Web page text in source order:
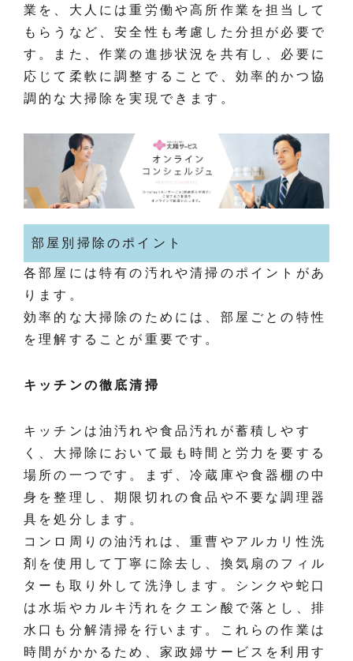
業を、大人には重労働や高所作業を担当して
もらうなど、安全性も考慮した分担が必要で
す。また、作業の進捗状況を共有し、必要に
応じて柔軟に調整することで、効率的かつ協
調的な大掃除を実現できます。
部屋別掃除のポイント
各部屋には特有の汚れや清掃のポイントがあ
ります。
効率的な大掃除のためには、部屋ごとの特性
を理解することが重要です。
キッチンの徹底清掃
キッチンは油汚れや食品汚れが蓄積しやす
く、大掃除において最も時間と労力を要する
場所の一つです。まず、冷蔵庫や食器棚の中
身を整理し、期限切れの食品や不要な調理器
具を処分します。
コンロ周りの油汚れは、重曹やアルカリ性洗
剤を使用して丁寧に除去し、換気扇のフィル
ターも取り外して洗浄します。シンクや蛇口
は水垢やカルキ汚れをクエン酸で落とし、排
水口も分解清掃を行います。これらの作業は
時間がかかるため、家政婦サービスを利用す